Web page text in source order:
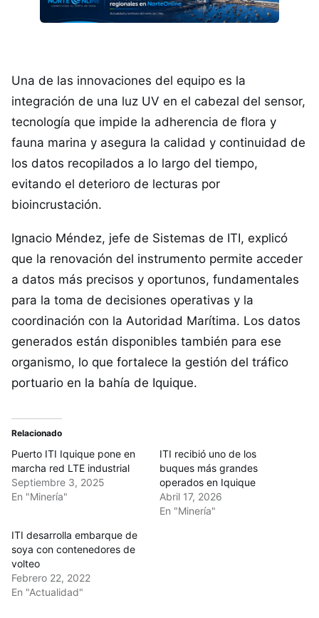
Una de las innovaciones del equipo es la
integración de una luz UV en el cabezal del sensor,
tecnología que impide la adherencia de flora y
fauna marina y asegura la calidad y continuidad de
los datos recopilados a lo largo del tiempo,
evitando el deterioro de lecturas por
bioincrustación.
Ignacio Méndez, jefe de Sistemas de ITI, explicó
que la renovación del instrumento permite acceder
a datos más precisos y oportunos, fundamentales
para la toma de decisiones operativas y la
coordinación con la Autoridad Marítima. Los datos
generados están disponibles también para ese
organismo, lo que fortalece la gestión del tráfico
portuario en la bahía de Iquique.
Relacionado
Puerto ITI Iquique pone en
marcha red LTE industrial
Septiembre 3, 2025
En "Minería"
ITI recibió uno de los
buques más grandes
operados en Iquique
Abril 17, 2026
En "Minería"
ITI desarrolla embarque de
soya con contenedores de
volteo
Febrero 22, 2022
En "Actualidad"